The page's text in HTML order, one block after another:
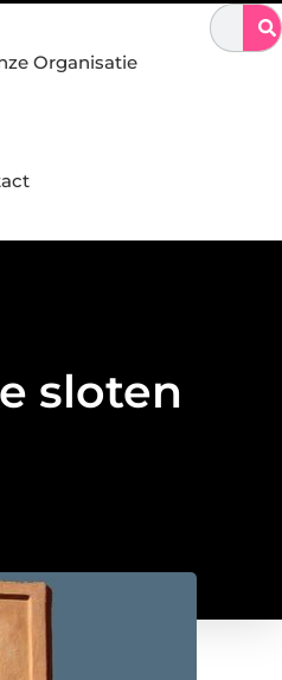
en betonbouw Sporten
Organisatie
sloten